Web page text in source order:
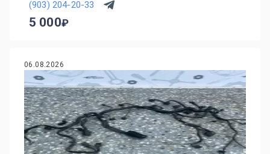
(903) 204-20-33
5 000
06.08.2026